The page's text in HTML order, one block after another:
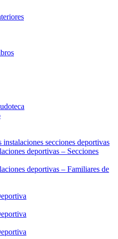
secciones deportivas
deportivas – Secciones
deportivas – Familiares de